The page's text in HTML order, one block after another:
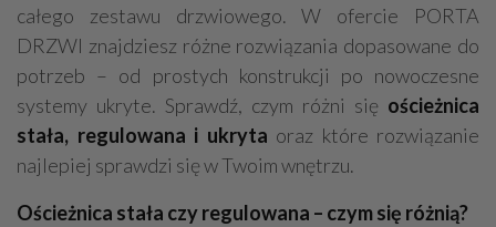
całego zestawu drzwiowego. W ofercie PORTA
DRZWI znajdziesz różne rozwiązania dopasowane do
potrzeb – od prostych konstrukcji po nowoczesne
systemy ukryte. Sprawdź, czym różni się ościeżnica
stała, regulowana i ukryta oraz które rozwiązanie
najlepiej sprawdzi się w Twoim wnętrzu.
Ościeżnica stała czy regulowana – czym się różnią?